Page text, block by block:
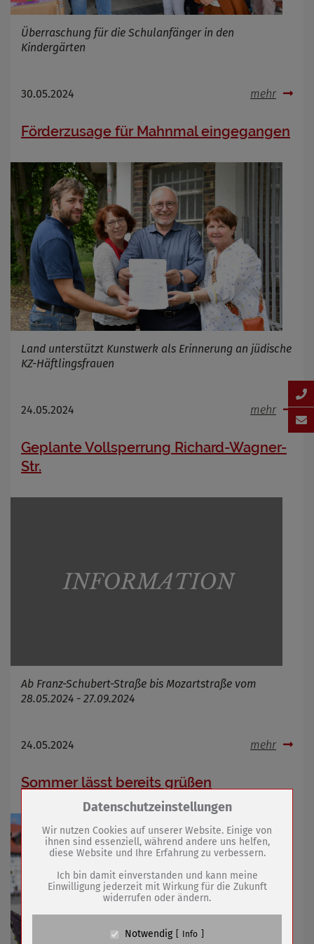
Überraschung für die Schulanfänger in den
Kindergärten
30.05.2024 mehr
Förderzusage für Mahnmal eingegangen
Land unterstützt Kunstwerk als Erinnerung an jüdische
KZ-Häftlingsfrauen
24.05.2024 mehr
Geplante Vollsperrung Richard-Wagner-
Str.
Ab Franz-Schubert-Straße bis Mozartstraße vom
28.05.2024 - 27.09.2024
24.05.2024 mehr
Sommer lässt bereits grüßen
Zum Betrieb der Seite notwendige Cookies /
Name
PHP Session Cookie
Anbieter
Eigentümer dieser Website (Wenko-
Wenselaar GmbH & Co. KG)
Absicherung Kontaktformular / SPAM
Datenschutzeinstellungen
Wir nutzen Cookies auf unserer Website. Einige von
ihnen sind essenziell, während andere uns helfen,
diese Website und Ihre Erfahrung zu verbessern.
Ich bin damit einverstanden und kann meine
Einwilligung jederzeit mit Wirkung für die Zukunft
widerrufen oder ändern.
Notwendig Info